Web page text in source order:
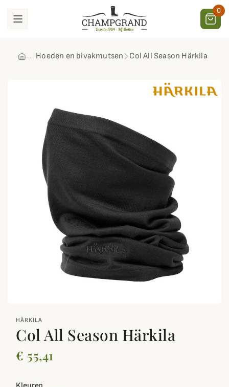
0
Hoeden en bivakmutsen Col All Season Härkila
HÄRKILA
Col All Season Härkila
€ 55,41